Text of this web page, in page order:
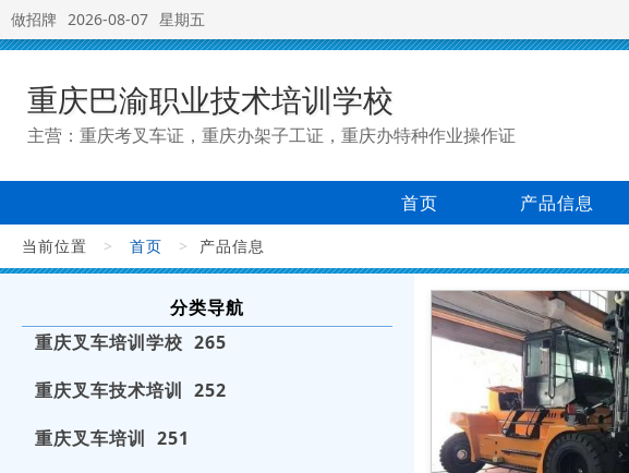
做招牌 2026-08-07 星期五
重庆巴渝职业技术培训学校
主营：重庆考叉车证，重庆办架子工证，重庆办特种作业操作证
首页 产品信息
当前位置 > 首页 > 产品信息
分类导航
重庆叉车培训学校 265
重庆叉车技术培训 252
重庆叉车培训 251